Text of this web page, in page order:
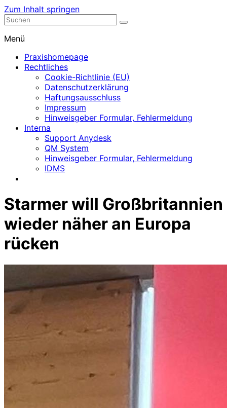
Zum Inhalt springen
Nephrologische Praxis mit Dialyse
Menü
Praxishomepage
Rechtliches
Cookie-Richtlinie (EU)
Datenschutzerklärung
Haftungsausschluss
Impressum
Hinweisgeber Formular, Fehlermeldung
Interna
Support Anydesk
QM System
Hinweisgeber Formular, Fehlermeldung
IDMS
Starmer will Großbritannien
wieder näher an Europa
rücken